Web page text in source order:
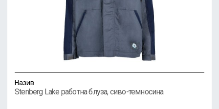
Назив
Stenberg Lake работна блуза, сиво-темносина